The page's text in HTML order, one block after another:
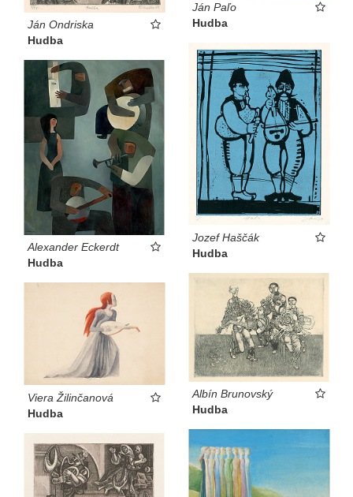
Ján Ondriska
Hudba
Ján Paľo
Hudba
Jozef Haščák
Hudba
Alexander Eckerdt
Hudba
Albín Brunovský
Hudba
Viera Žilinčanová
Hudba